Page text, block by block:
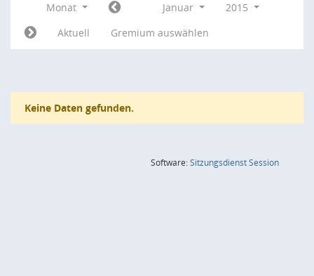
Monat Januar
2015
Aktuell
Gremium auswählen
Keine Daten gefunden.
Software:SitzungsdienstSession(Wird in